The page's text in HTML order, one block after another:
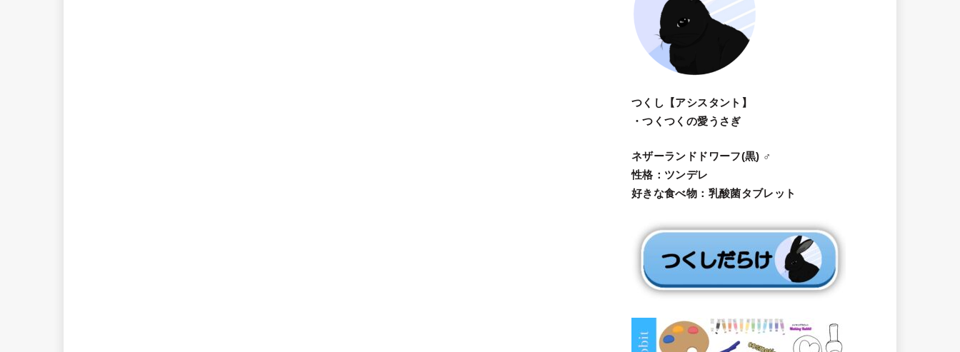
つくし【アシスタント】
・つくつくの愛うさぎ
ネザーランドドワーフ(黒) ♂
性格：ツンデレ
好きな食べ物：乳酸菌タブレット